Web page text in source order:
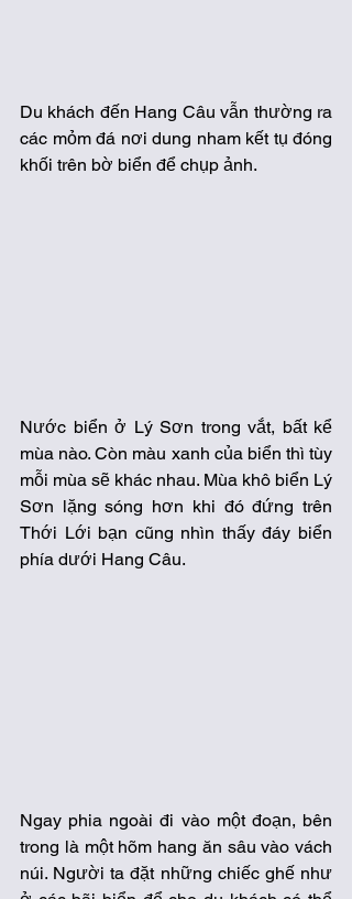
Du khách đến Hang Câu vẫn thường ra
các mỏm đá nơi dung nham kết tụ đóng
khối trên bờ biển để chụp ảnh.
Nước biển ở Lý Sơn trong vắt, bất kể
mùa nào. Còn màu xanh của biển thì tùy
mỗi mùa sẽ khác nhau. Mùa khô biển Lý
Sơn lặng sóng hơn khi đó đứng trên
Thới Lới bạn cũng nhìn thấy đáy biển
phía dưới Hang Câu.
Ngay phia ngoài đi vào một đoạn, bên
trong là một hõm hang ăn sâu vào vách
núi. Người ta đặt những chiếc ghế như